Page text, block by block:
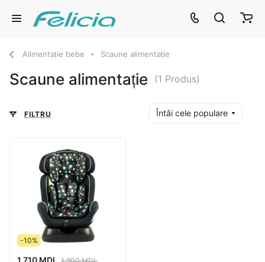
Alimentație bebe Scaune alimentație
Scaune alimentație (1 Produs)
FILTRU Întâi cele populare
-10%
1 710 MDL